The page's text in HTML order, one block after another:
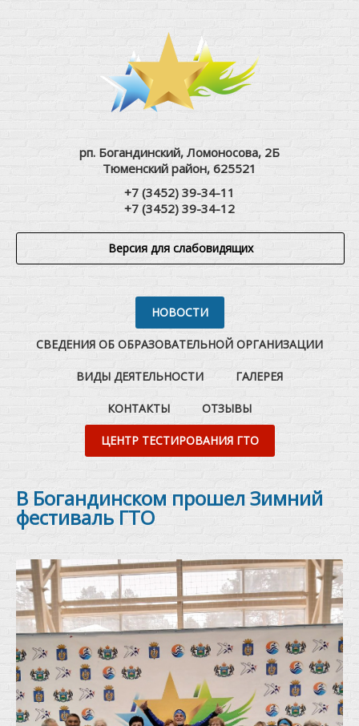
рп. Богандинский, Ломоносова, 2Б
Тюменский район, 625521
+7 (3452) 39-34-11
+7 (3452) 39-34-12
Версия для слабовидящих
НОВОСТИ
СВЕДЕНИЯ ОБ ОБРАЗОВАТЕЛЬНОЙ ОРГАНИЗАЦИИ
ВИДЫ ДЕЯТЕЛЬНОСТИ ГАЛЕРЕЯ
КОНТАКТЫ ОТЗЫВЫ
ЦЕНТР ТЕСТИРОВАНИЯ ГТО
В Богандинском прошел Зимний
фестиваль ГТО